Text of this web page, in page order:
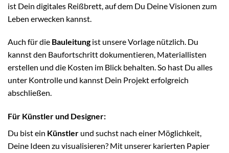
ist Dein digitales Reißbrett, auf dem Du Deine Visionen zum
Leben erwecken kannst.
Auch für die Bauleitungist unsere Vorlage nützlich. Du
kannst den Baufortschritt dokumentieren, Materiallisten
erstellen und die Kosten im Blick behalten. So hast Du alles
unter Kontrolle und kannst Dein Projekt erfolgreich
abschließen.
Für Künstler und Designer:
Du bist ein Künstler und suchst nach einer Möglichkeit,
Deine Ideen zu visualisieren? Mit unserer karierten Papier